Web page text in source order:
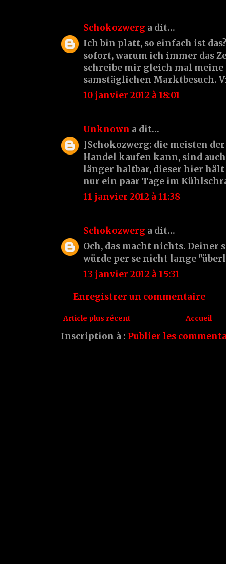
Schokozwerg a dit…
Ich bin platt, so einfach ist
sofort, warum ich immer das
schreibe mir gleich mal
samstäglichen Marktbesuch.
10 janvier 2012 à 18:01
Unknown a dit…
]Schokozwerg: die meisten
Handel kaufen kann, sind
länger haltbar, dieser hier hält
nur ein paar Tage im
11 janvier 2012 à 11:38
Schokozwerg a dit…
Och, das macht nichts. Deiner
würde per se nicht lange
13 janvier 2012 à 15:31
Enregistrer un commentaire
Article plus récent Accueil
Inscription à : Publier les